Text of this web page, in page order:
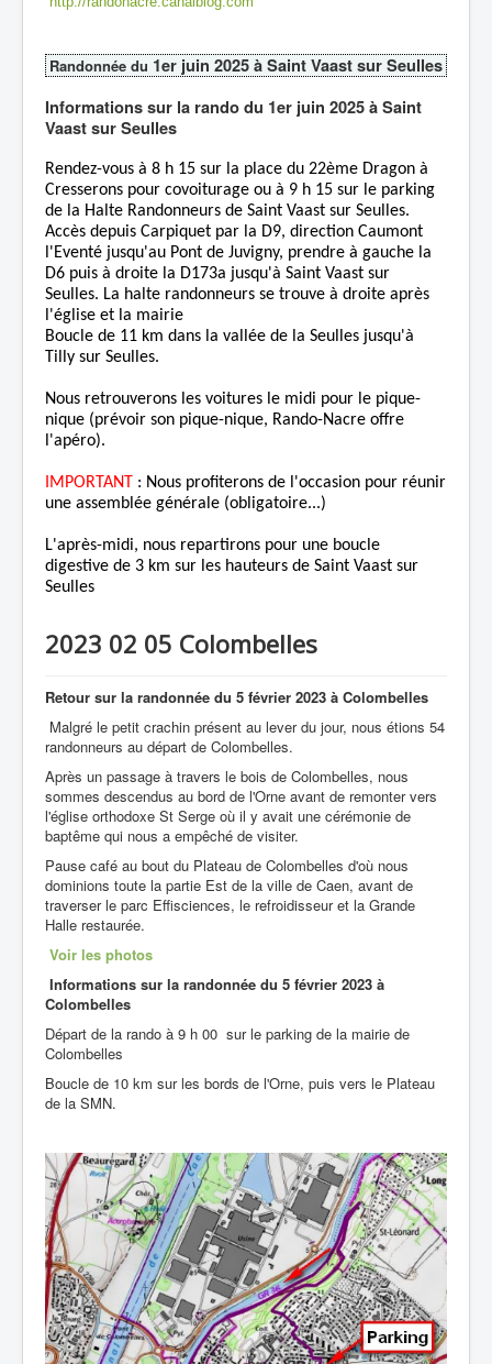
Randonnée du 1er juin 2025 à Saint Vaast sur Seulles
Informations sur la rando du 1er juin 2025 à Saint
Vaast sur Seulles
Rendez-vous à 8 h 15 sur la place du 22ème Dragon à
Cresserons pour covoiturage ou à 9 h 15 sur le parking
de la Halte Randonneurs de Saint Vaast sur Seulles.
Accès depuis Carpiquet par la D9, direction Caumont
l'Eventé jusqu'au Pont de Juvigny, prendre à gauche la
D6 puis à droite la D173a jusqu'à Saint Vaast sur
Seulles. La halte randonneurs se trouve à droite après
l'église et la mairie
Boucle de 11 km dans la vallée de la Seulles jusqu'à
Tilly sur Seulles.
Nous retrouverons les voitures le midi pour le pique-
nique (prévoir son pique-nique, Rando-Nacre offre
l'apéro).
IMPORTANT : Nous profiterons de l'occasion pour réunir
une assemblée générale (obligatoire...)
L'après-midi, nous repartirons pour une boucle
digestive de 3 km sur les hauteurs de Saint Vaast sur
Seulles
2023 02 05 Colombelles
Retour sur la randonnée du 5 février 2023 à Colombelles
Malgré le petit crachin présent au lever du jour, nous étions 54
randonneurs au départ de Colombelles.
Après un passage à travers le bois de Colombelles, nous
sommes descendus au bord de l'Orne avant de remonter vers
l'église orthodoxe St Serge où il y avait une cérémonie de
baptême qui nous a empêché de visiter.
Pause café au bout du Plateau de Colombelles d'où nous
dominions toute la partie Est de la ville de Caen, avant de
traverser le parc Effisciences, le refroidisseur et la Grande
Halle restaurée.
Voir les photos
Informations sur la randonnée du 5 février 2023 à
Colombelles
Départ de la rando à 9 h 00 sur le parking de la mairie de
Colombelles
Boucle de 10 km sur les bords de l'Orne, puis vers le Plateau
de la SMN.